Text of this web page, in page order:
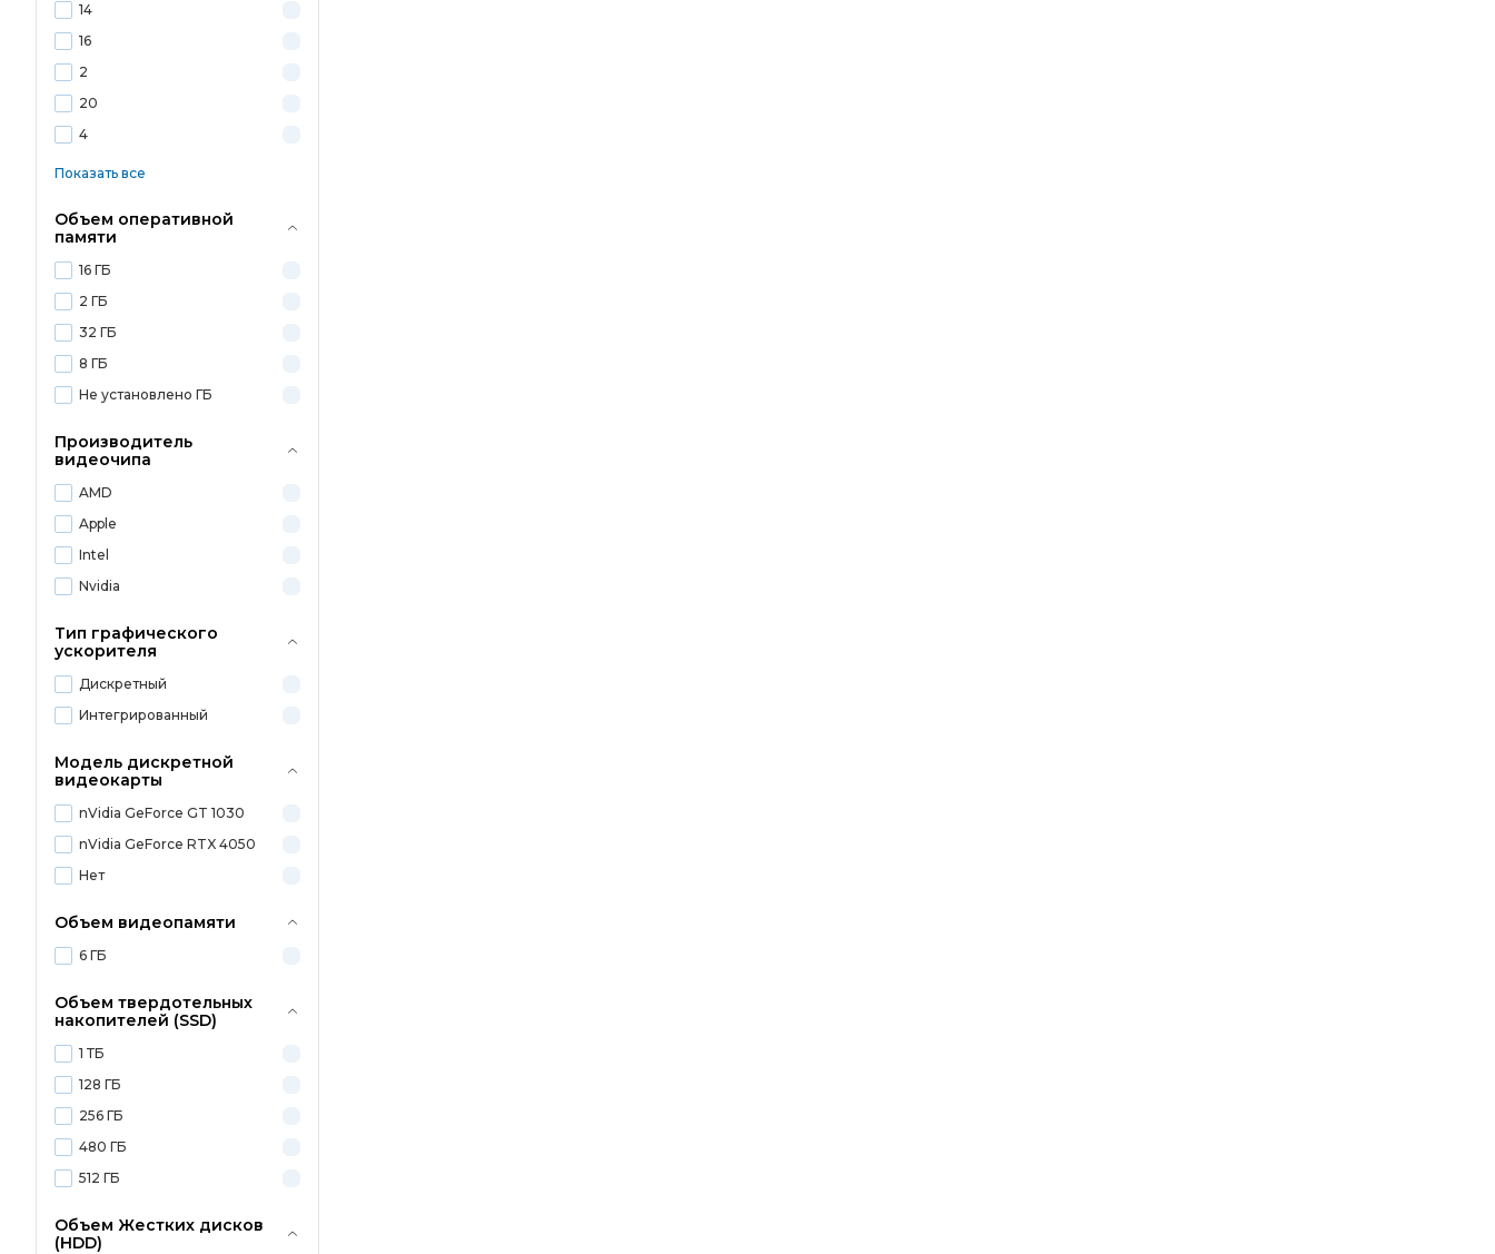
14
16
2
20
4
Показать все
Объем оперативной
памяти
16 ГБ
2 ГБ
32 ГБ
8 ГБ
Не установлено ГБ
Производитель
видеочипа
AMD
Apple
Intel
Nvidia
Тип графического
ускорителя
Дискретный
Интегрированный
Модель дискретной
видеокарты
nVidia GeForce GT 1030
nVidia GeForce RTX 4050
Нет
Объем видеопамяти
6 ГБ
Объем твердотельных
накопителей (SSD)
1 ТБ
128 ГБ
256 ГБ
480 ГБ
512 ГБ
Объем Жестких дисков
(HDD)